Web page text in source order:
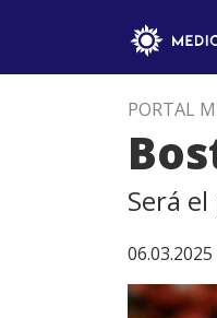
PORTAL
Será